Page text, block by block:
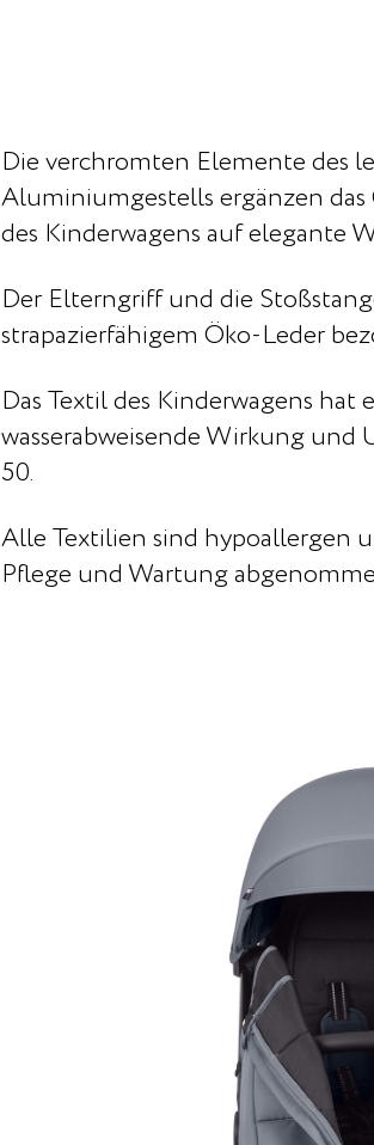
Die verchromten Elemente des
Aluminiumgestells ergänzen das
des Kinderwagens auf elegante
Der Elterngriff und die
strapazierfähigem Öko-Leder
Das Textil des Kinderwagens hat
wasserabweisende Wirkung und
50.
Alle Textilien sind hypoallergen
Pflege und Wartung